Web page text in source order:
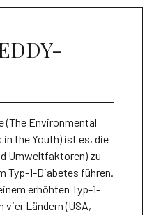
(The Environmental
the Youth) ist es, die
Umweltfaktoren) zu
Typ-1-Diabetes führen.
erhöhten Typ-1-
Ländern (USA,